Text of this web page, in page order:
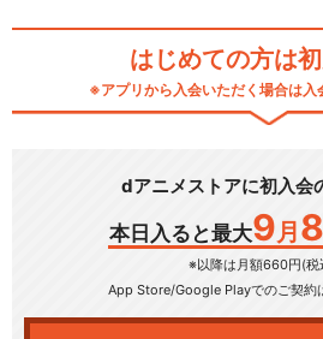
はじめての方は
※アプリから入会いただく場合は入
dアニメストアに初入会
本日入ると最大9 月 8
※以降は月額660円(税
App Store/Google Playでのご契約